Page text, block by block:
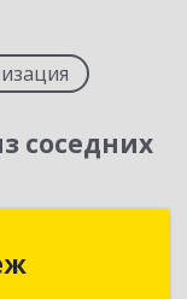
соседних
Воронеж